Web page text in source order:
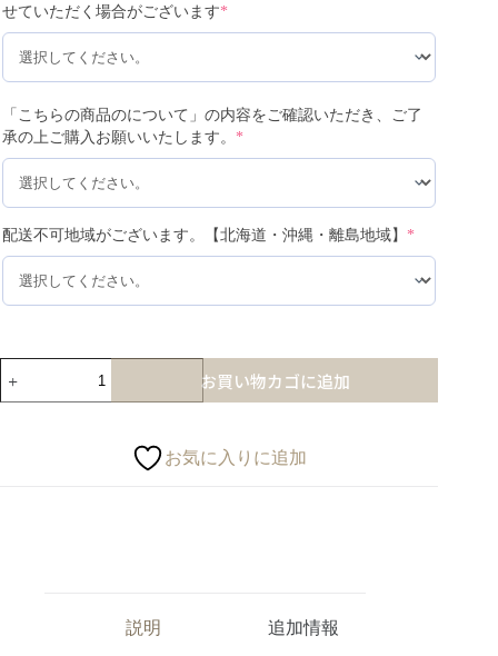
せていただく場合がございます*
「こちらの商品のについて」の内容をご確認いただき、ご了
承の上ご購入お願いいたします。 *
配送不可地域がございます。【北海道・沖縄・離島地域】 *
お買い物カゴに追加
お気に入りに追加
説明 追加情報